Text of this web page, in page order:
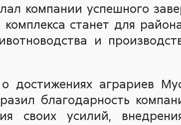
компании успешного
станет для
и
достижениях аграриев
благодарность
своих усилий,